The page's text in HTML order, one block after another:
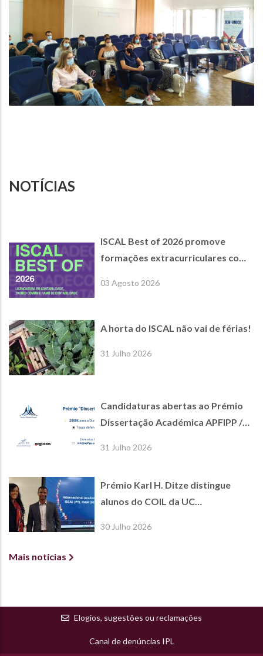
NOTÍCIAS
ISCAL Best of 2026 promove
formações extracurriculares com
03 Agosto 2026
A horta do ISCAL não vai de férias!
31 Julho 2026
Candidaturas abertas ao Prémio
Dissertação Académica APFIPP /
31 Julho 2026
Prémio Karl H. Ditze distingue
alunos do COIL da UC
30 Julho 2026
Mais notícias
Elogios, sugestões ou reclamações
Canal de denúncias IPL